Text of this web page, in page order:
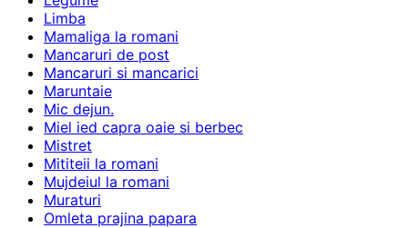
Limba
Mamaliga la romani
Mancaruri de post
Mancaruri si mancarici
Maruntaie
Mic dejun.
Miel ied capra oaie si berbec
Mistret
Mititeii la romani
Mujdeiul la romani
Muraturi
Omleta prajina papara